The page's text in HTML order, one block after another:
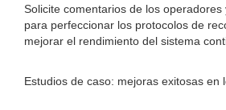
Solicite comentarios de los
para perfeccionar los protocolos de
mejorar el rendimiento del sistema
Estudios de caso: mejoras exitosas en